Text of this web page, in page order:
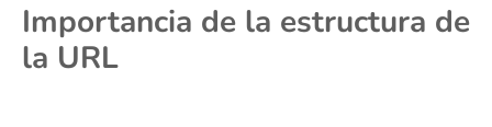
Importancia de la estructura de
la URL